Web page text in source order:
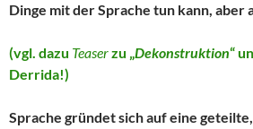
Dinge mit der Sprache tun kann, aber
(vgl. dazu Teaserzu „Dekonstruktion“
Derrida!)
Sprache gründet sich auf eine